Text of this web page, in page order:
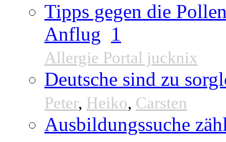
Tipps gegen die
Anflug 1
Allergie Portal jucknix
Deutsche sind zu
Peter, Heiko, Carsten
Ausbildungssuche